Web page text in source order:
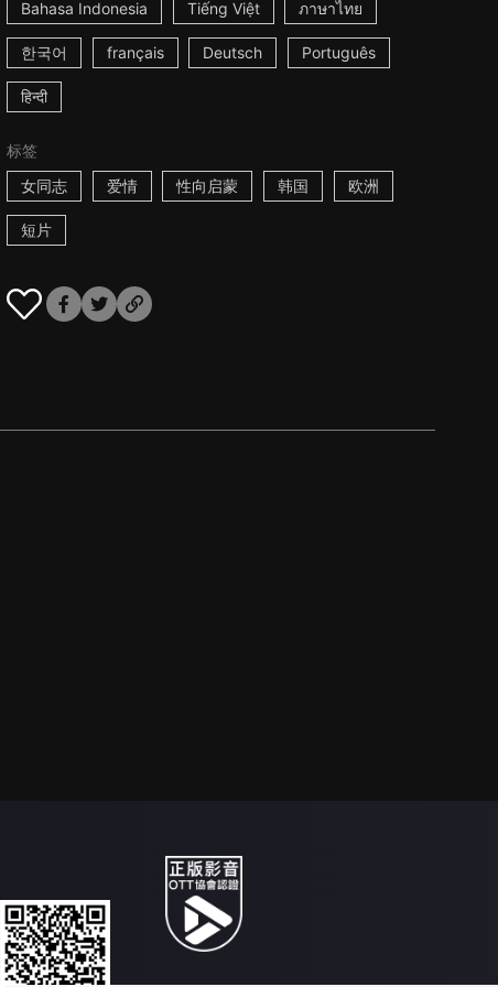
Bahasa Indonesia Tiếng Việt ภาษาไทย
한국어 français Deutsch Português
हिन्दी
标签
女同志
爱情 性向启蒙 韩国 欧洲
短片